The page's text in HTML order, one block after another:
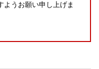
ようお願い申し上げま